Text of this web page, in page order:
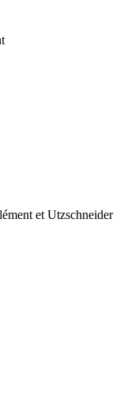
et Utzschneider